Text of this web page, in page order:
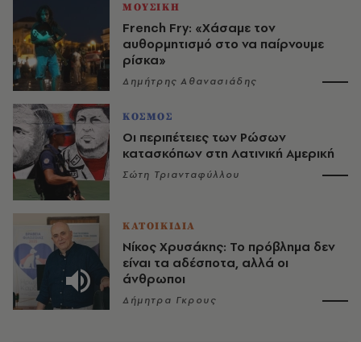
ΜΟΥΣΙΚΗ
French Fry: «Χάσαμε τον
αυθορμητισμό στο να παίρνουμε
ρίσκα»
Δημήτρης Αθανασιάδης
ΚΟΣΜΟΣ
Οι περιπέτειες των Ρώσων
κατασκόπων στη Λατινική Αμερική
Σώτη Τριανταφύλλου
ΚΑΤΟΙΚΙΔΙΑ
Νίκος Χρυσάκης: Το πρόβλημα δεν
είναι τα αδέσποτα, αλλά οι
άνθρωποι
Δήμητρα Γκρους